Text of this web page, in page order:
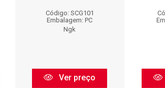
Código: SCG101
Embalagem: PC
Ngk
Ver preço